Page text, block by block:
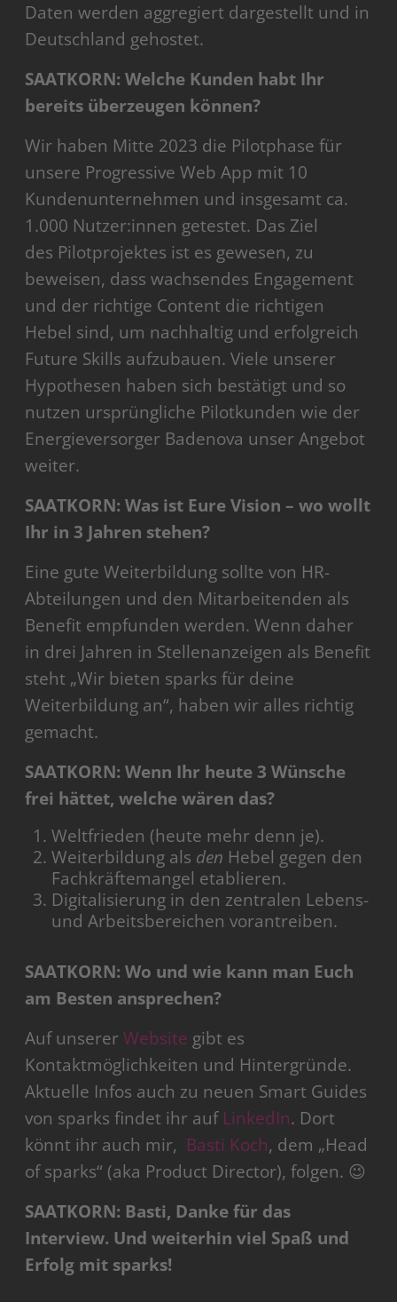
Daten werden aggregiert dargestellt und in
Deutschland gehostet.
SAATKORN: Welche Kunden habt Ihr
bereits überzeugen können?
Wir haben Mitte 2023 die Pilotphase für
unsere Progressive Web App mit 10
Kundenunternehmen und insgesamt ca.
1.000 Nutzer:innen getestet. Das Ziel
des Pilotprojektes ist es gewesen, zu
beweisen, dass wachsendes Engagement
und der richtige Content die richtigen
Hebel sind, um nachhaltig und erfolgreich
Future Skills aufzubauen. Viele unserer
Hypothesen haben sich bestätigt und so
nutzen ursprüngliche Pilotkunden wie der
Energieversorger Badenova unser Angebot
weiter.
SAATKORN: Was ist Eure Vision – wo wollt
Ihr in 3 Jahren stehen?
Eine gute Weiterbildung sollte von HR-
Abteilungen und den Mitarbeitenden als
Benefit empfunden werden. Wenn daher
in drei Jahren in Stellenanzeigen als Benefit
steht „Wir bieten sparks für deine
Weiterbildung an“, haben wir alles richtig
gemacht.
SAATKORN: Wenn Ihr heute 3 Wünsche
frei hättet, welche wären das?
Weltfrieden (heute mehr denn je).
Weiterbildung als den Hebel gegen den
Fachkräftemangel etablieren.
Digitalisierung in den zentralen Lebens-
und Arbeitsbereichen vorantreiben.
SAATKORN: Wo und wie kann man Euch
am Besten ansprechen?
Auf unsererWebsite gibt es
Kontaktmöglichkeiten und Hintergründe.
Aktuelle Infos auch zu neuen Smart Guides
von sparks findet ihr auf LinkedIn. Dort
könnt ihr auch mir, Basti Koch, dem „Head
of sparks“ (aka Product Director), folgen. 😉
SAATKORN: Basti, Danke für das
Interview. Und weiterhin viel Spaß und
Erfolg mit sparks!